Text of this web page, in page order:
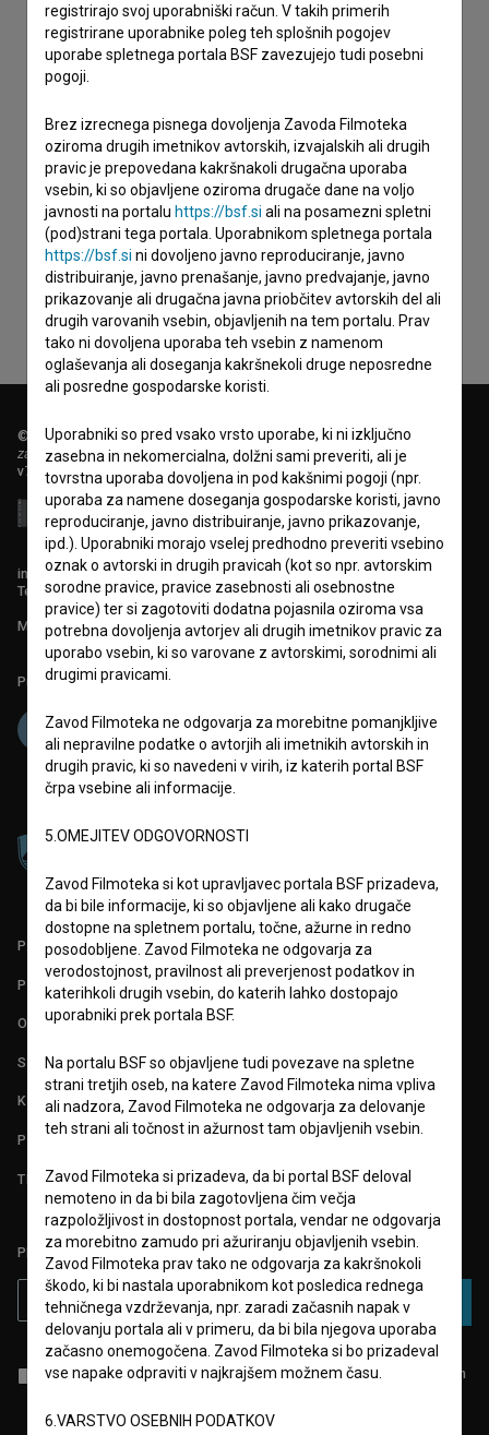
Sprejemamsplošne pogojein dajemsoglasjeza
zbiranje, hrambo in obdelavo osebnih podatkov.
© 2018-2026, Filmoteka,
zavod za širjenje filmske kulture
v7.151.0
info@filmoteka.si
Tehnična pomoč: podpora@bsf.si
Mednarodna številka ISSN 2670-787X
Projekt sofinancira:
PARTNERJI
POGOJI UPORABE
O PROJEKTU
STATISTIKA
KONTAKT
POGOSTA VPRAŠANJA
TEST FUNKCIONALNOSTI
PRIJAVITE SE NA BSF NOVIČNIK:
PRIJAVA
Sprejemamsplošne pogojein dajemsoglasjeza zbiranje, hrambo in
registrirajo svoj uporabniški račun. V takih primerih
registrirane uporabnike poleg teh splošnih pogojev
uporabe spletnega portala BSF zavezujejo tudi posebni
pogoji.
Brez izrecnega pisnega dovoljenja Zavoda Filmoteka
oziroma drugih imetnikov avtorskih, izvajalskih ali drugih
pravic je prepovedana kakršnakoli drugačna uporaba
vsebin, ki so objavljene oziroma drugače dane na voljo
javnosti na portalu https://bsf.si ali na posamezni spletni
(pod)strani tega portala. Uporabnikom spletnega portala
https://bsf.si ni dovoljeno javno reproduciranje, javno
distribuiranje, javno prenašanje, javno predvajanje, javno
prikazovanje ali drugačna javna priobčitev avtorskih del ali
drugih varovanih vsebin, objavljenih na tem portalu. Prav
tako ni dovoljena uporaba teh vsebin z namenom
oglaševanja ali doseganja kakršnekoli druge neposredne
ali posredne gospodarske koristi.
Uporabniki so pred vsako vrsto uporabe, ki ni izključno
zasebna in nekomercialna, dolžni sami preveriti, ali je
tovrstna uporaba dovoljena in pod kakšnimi pogoji (npr.
uporaba za namene doseganja gospodarske koristi, javno
reproduciranje, javno distribuiranje, javno prikazovanje,
ipd.). Uporabniki morajo vselej predhodno preveriti vsebino
oznak o avtorski in drugih pravicah (kot so npr. avtorskim
sorodne pravice, pravice zasebnosti ali osebnostne
pravice) ter si zagotoviti dodatna pojasnila oziroma vsa
potrebna dovoljenja avtorjev ali drugih imetnikov pravic za
uporabo vsebin, ki so varovane z avtorskimi, sorodnimi ali
drugimi pravicami.
Zavod Filmoteka ne odgovarja za morebitne pomanjkljive
ali nepravilne podatke o avtorjih ali imetnikih avtorskih in
drugih pravic, ki so navedeni v virih, iz katerih portal BSF
črpa vsebine ali informacije.
5.OMEJITEV ODGOVORNOSTI
Zavod Filmoteka si kot upravljavec portala BSF prizadeva,
da bi bile informacije, ki so objavljene ali kako drugače
dostopne na spletnem portalu, točne, ažurne in redno
posodobljene. Zavod Filmoteka ne odgovarja za
verodostojnost, pravilnost ali preverjenost podatkov in
katerihkoli drugih vsebin, do katerih lahko dostopajo
uporabniki prek portala BSF.
Na portalu BSF so objavljene tudi povezave na spletne
strani tretjih oseb, na katere Zavod Filmoteka nima vpliva
ali nadzora, Zavod Filmoteka ne odgovarja za delovanje
teh strani ali točnost in ažurnost tam objavljenih vsebin.
Zavod Filmoteka si prizadeva, da bi portal BSF deloval
nemoteno in da bi bila zagotovljena čim večja
razpoložljivost in dostopnost portala, vendar ne odgovarja
za morebitno zamudo pri ažuriranju objavljenih vsebin.
Zavod Filmoteka prav tako ne odgovarja za kakršnokoli
škodo, ki bi nastala uporabnikom kot posledica rednega
tehničnega vzdrževanja, npr. zaradi začasnih napak v
delovanju portala ali v primeru, da bi bila njegova uporaba
začasno onemogočena. Zavod Filmoteka si bo prizadeval
vse napake odpraviti v najkrajšem možnem času.
6.VARSTVO OSEBNIH PODATKOV